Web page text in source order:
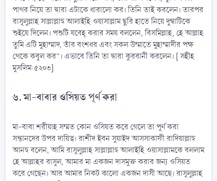
পাথর নিয়ে তা দ্বারা এটাকে ধারালো কর। তিনি তাই করলেন। তারপর
রাসূলুল্লাহ সাল্লাল্লাহু আলাইহি ওয়াসাল্লাম ছুরি হাতে নিয়ে দুম্বাটিকে
শুইয়ে দিলেন। পশুটি যবেহ্ করার সময় বললেন, বিসমিল্লাহ, হে আল্লাহ
তুমি এটি মুহাম্মাদ, তাঁর বংশধর এবং সকল উম্মাতে মুহাম্মাদীর পক্ষ
থেকে কবুল কর”। এভাবে তিনি তা দ্বারা কুরবানী করলেন। [ সহীহ
মুসলিম:৫২০৩]
৬. মা-বাবার ওসিয়ত পূর্ণ করা
মা-বাবা শরীয়াহ সম্মত কোন ওসিয়ত করে গেলে তা পূর্ণ করা
সন্তানদের উপর দায়িত্ব। রাশীদ ইবন সুয়াইদ আসসাকাফী রাদিয়াল্লাহু
আনহু বলেন, আমি রাসূলুল্লাহ সাল্লাল্লাহু আলাইহি ওয়াসাল্লামকে বললাম
হে আল্লাহর রাসুল, আমার মা একজন দাসমুক্ত করার জন্য ওসিয়ত
করে গেছেন। আর আমার নিকট কালো একজন দাসী আছে। রাসূলুল্লাহ